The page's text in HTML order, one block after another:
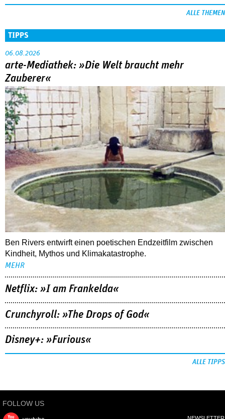
ALLE THEMEN
TIPPS
06.08.2026
arte-Mediathek: »Die Welt braucht mehr
Zauberer«
Ben Rivers entwirft einen poetischen Endzeitfilm zwischen
Kindheit, Mythos und Klimakatastrophe.
MEHR
Netflix: »I am Frankelda«
Crunchyroll: »The Drops of God«
Disney+: »Furious«
ALLE TIPPS
FOLLOW US